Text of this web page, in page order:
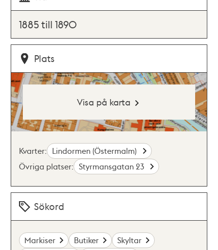
1885 till 1890
Plats
Visa på karta
Kvarter: Lindormen (Östermalm)
Övriga platser: Styrmansgatan 23
Sökord
Markiser Butiker
Skyltar